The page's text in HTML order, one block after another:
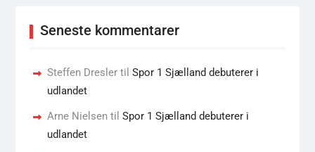
Seneste kommentarer
Steffen Dreslertil Spor 1 Sjælland debuterer i
udlandet
Arne Nielsentil Spor 1 Sjælland debuterer i
udlandet